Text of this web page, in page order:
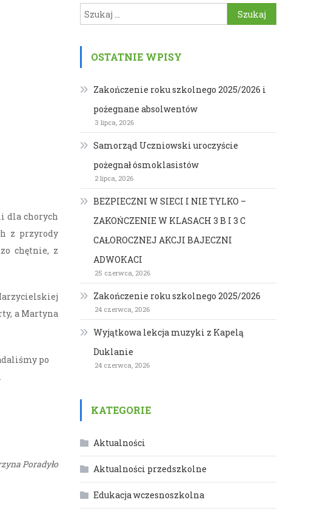
dla chorych
z przyrody
chętnie, z
a Martyna
po
Poradyło
Szukaj:
OSTATNIE WPISY
Zakończenie roku szkolnego 2025/2026 i
pożegnane absolwentów
3 lipca, 2026
Samorząd Uczniowski uroczyście
pożegnał ósmoklasistów
2 lipca, 2026
BEZPIECZNI W SIECI I NIE TYLKO –
ZAKOŃCZENIE W KLASACH 3 B I 3 C
CAŁOROCZNEJ AKCJI BAJECZNI
ADWOKACI
25 czerwca, 2026
Zakończenie roku szkolnego 2025/2026
24 czerwca, 2026
Wyjątkowa lekcja muzyki z Kapelą
Duklanie
24 czerwca, 2026
KATEGORIE
Aktualności
Aktualności przedszkolne
Edukacja wczesnoszkolna